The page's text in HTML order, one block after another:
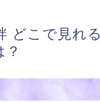
どこで見れ
？